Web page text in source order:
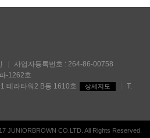
사업자등록번호 : 264-86-00758
-1262호
테라타워2 B동 1610호
상세지도
T.
JUNIORBROWN CO.LTD. All Rights Reserved.